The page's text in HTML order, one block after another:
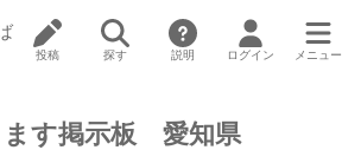
投稿 探す 説明 ログイン メニュー
ます掲示板 愛知県